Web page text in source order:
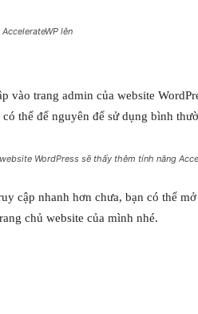
lên
vào trang admin của website
thể để nguyên để sử dụng bình
WordPress sẽ thấy thêm tính năng
cập nhanh hơn chưa, bạn có thể
chủ website của mình nhé.